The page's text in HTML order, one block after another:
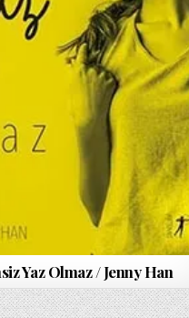
Yaz Olmaz / Jenny Han